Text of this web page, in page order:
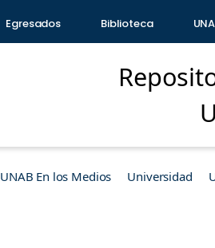
Egresados Biblioteca
UNAB En los Medios Universidad